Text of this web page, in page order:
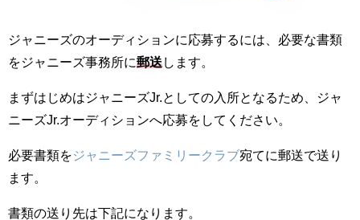
ジャニーズのオーディションに応募するには、必要な書類
をジャニーズ事務所に郵送します。
まずはじめはジャニーズJr.としての入所となるため、ジャ
ニーズJr.オーディションへ応募をしてください。
必要書類をジャニーズファミリークラブ宛てに郵送で送り
ます。
書類の送り先は下記になります。